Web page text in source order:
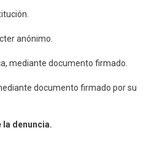
anónimo.
mediante documento firmado.
documento firmado por su
denuncia.